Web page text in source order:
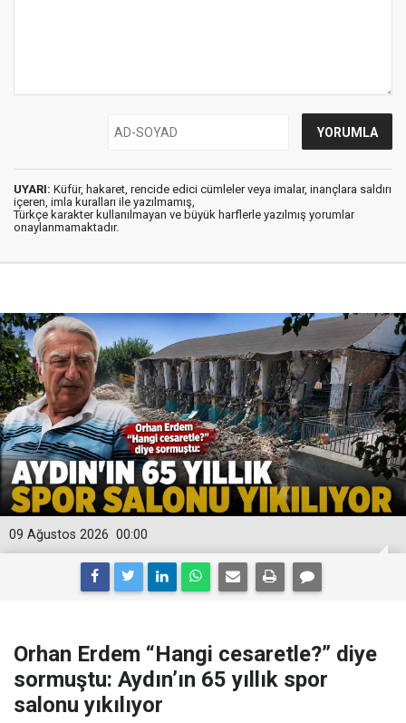
UYARI: Küfür, hakaret, rencide edici cümleler veya imalar, inançlara saldırı
içeren, imla kuralları ile yazılmamış,
Türkçe karakter kullanılmayan ve büyük harflerle yazılmış yorumlar
onaylanmamaktadır.
00:00
09 Ağustos 2026
Orhan Erdem “Hangi cesaretle?” diye
sormuştu: Aydın’ın 65 yıllık spor
salonu yıkılıyor